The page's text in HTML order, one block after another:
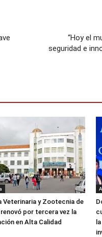
“Hoy el
seguridad e
Veterinaria y Zootecnia de
renovó por tercera vez la
en Alta Calidad